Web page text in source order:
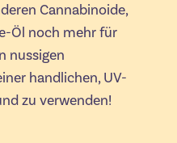
Cannabinoide,
Öl noch mehr für
nussigen
handlichen, UV-
zu verwenden!